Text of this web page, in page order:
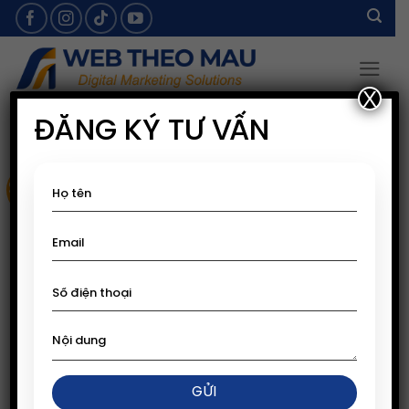
Skip
to
content
Sale!
ĐĂNG KÝ TƯ VẤN
X